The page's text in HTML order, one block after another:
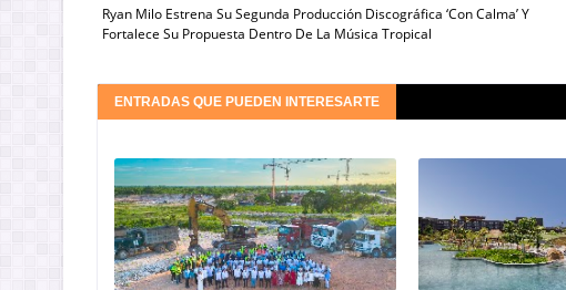
Ryan Milo Estrena Su Segunda Producción Discográfica ‘Con Calma’ Y
Fortalece Su Propuesta Dentro De La Música Tropical
ENTRADAS QUE PUEDEN INTERESARTE